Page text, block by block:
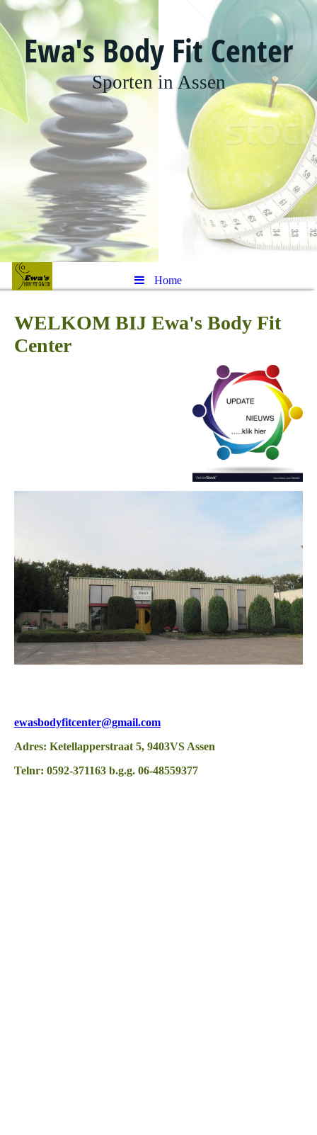
Ewa's Body Fit Center
Sporten in Assen
Home
WELKOM BIJ Ewa's Body Fit
Center
ewasbodyfitcenter@gmail.com
Adres: Ketellapperstraat 5, 9403VS Assen
Telnr: 0592-371163 b.g.g. 06-48559377